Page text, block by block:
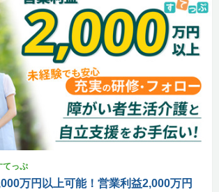
てっぷ
万円以上可能！営業利益2,000万円